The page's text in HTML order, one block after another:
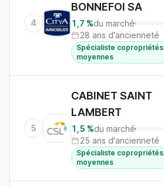
4
BONNEFOI SA
1,7 %du marché
28 ans d'ancienneté
Spécialiste copropriétés
moyennes
5
CABINET SAINT
LAMBERT
1,5 %du marché
25 ans d'ancienneté
Spécialiste copropriétés
moyennes